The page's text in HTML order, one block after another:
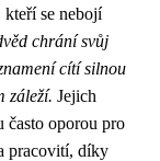
kteří se nebojí
chrání svůj
cítí silnou
záleží. Jejich
často oporou pro
pracovití, díky